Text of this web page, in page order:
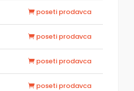
poseti prodavca
poseti prodavca
poseti prodavca
poseti prodavca